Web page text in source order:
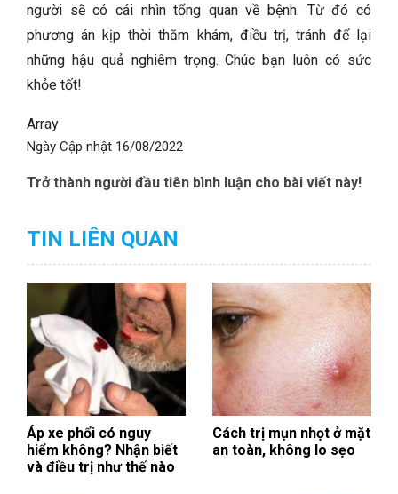
người sẽ có cái nhìn tổng quan về bệnh. Từ đó có
phương án kịp thời thăm khám, điều trị, tránh để lại
những hậu quả nghiêm trọng. Chúc bạn luôn có sức
khỏe tốt!
Array
Ngày Cập nhật 16/08/2022
Trở thành người đầu tiên bình luận cho bài viết này!
TIN LIÊN QUAN
Áp xe phổi có nguy
hiểm không? Nhận biết
và điều trị như thế nào
Cách trị mụn nhọt ở mặt
an toàn, không lo sẹo